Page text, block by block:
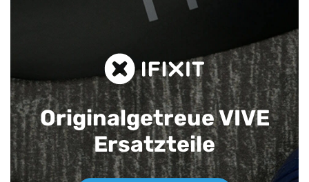
Originalgetreue VIVE
Ersatzteile